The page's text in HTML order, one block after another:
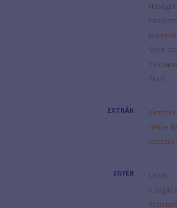
Sport
TV
Típus:
EXTRÁK
Online
EGYÉB Leírás: